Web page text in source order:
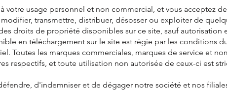
votre usage personnel et non commercial, et vous acceptez
transmettre, distribuer, désosser ou exploiter de
droits de propriété disponibles sur ce site, sauf autorisation
en téléchargement sur le site est régie par les conditions
Toutes les marques commerciales, marques de service et
respectifs, et toute utilisation non autorisée de ceux-ci est
d'indemniser et de dégager notre société et nos